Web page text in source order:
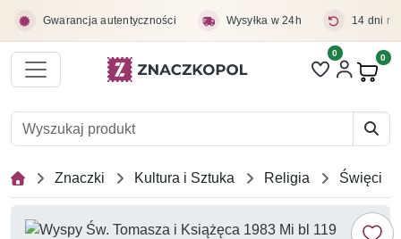
Gwarancja autentyczności Wysyłka w 24h 14 dni
Liczba pozycji
0 0
Znaczki Kultura i Sztuka Religia Święci